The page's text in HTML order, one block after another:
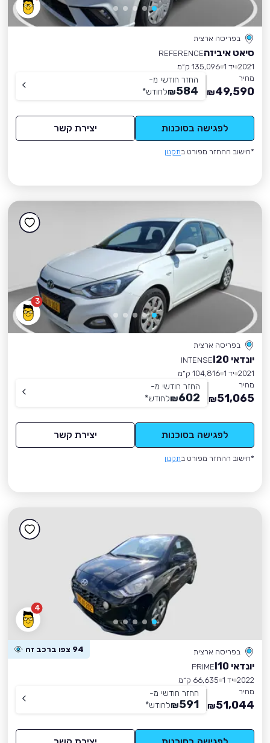
בפריסה ארצית
סיאט איביזהREFERENCE
2021 יד 1
135,096 ק״מ
מחיר
49,590
₪
החזר חודשי מ-
584
₪לחודש*
לפגישה בסוכנות יצירת קשר
*חישוב ההחזר מפורט בתקנון
3
בפריסה ארצית
יונדאי I20
INTENSE
2021 יד 1
104,816 ק״מ
מחיר
51,065
₪
החזר חודשי מ-
602
₪לחודש*
לפגישה בסוכנות יצירת קשר
*חישוב ההחזר מפורט בתקנון
4
בפריסה ארצית 94 צפו ברכב זה
יונדאי I10
PRIME
2022 יד 1
66,635 ק״מ
מחיר
51,044
₪
החזר חודשי מ-
591
₪לחודש*